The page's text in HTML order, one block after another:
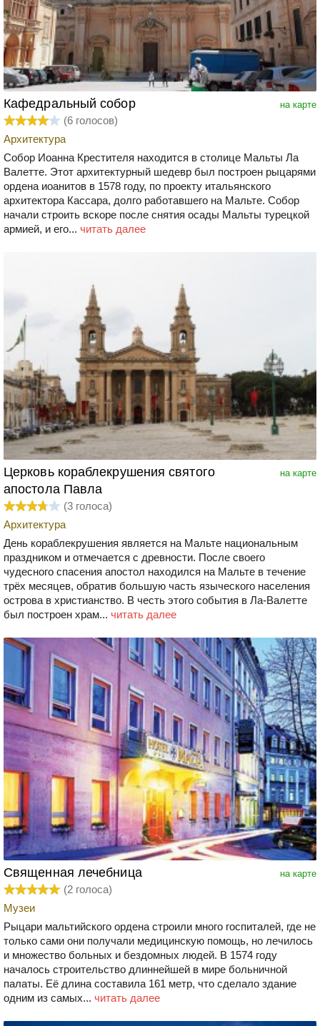
на карте
Кафедральный собор
(6 голосов)
Архитектура
Собор Иоанна Крестителя находится в столице Мальты Ла
Валетте. Этот архитектурный шедевр был построен рыцарями
ордена иоанитов в 1578 году, по проекту итальянского
архитектора Кассара, долго работавшего на Мальте. Собор
начали строить вскоре после снятия осады Мальты турецкой
армией, и его... читать далее
на карте
Церковь кораблекрушения святого
апостола Павла
(3 голоса)
Архитектура
День кораблекрушения является на Мальте национальным
праздником и отмечается с древности. После своего
чудесного спасения апостол находился на Мальте в течение
трёх месяцев, обратив большую часть языческого населения
острова в христианство. В честь этого события в Ла-Валетте
был построен храм... читать далее
на карте
Священная лечебница
(2 голоса)
Музеи
Рыцари мальтийского ордена строили много госпиталей, где не
только сами они получали медицинскую помощь, но лечилось
и множество больных и бездомных людей. В 1574 году
началось строительство длиннейшей в мире больничной
палаты. Её длина составила 161 метр, что сделало здание
одним из самых... читать далее